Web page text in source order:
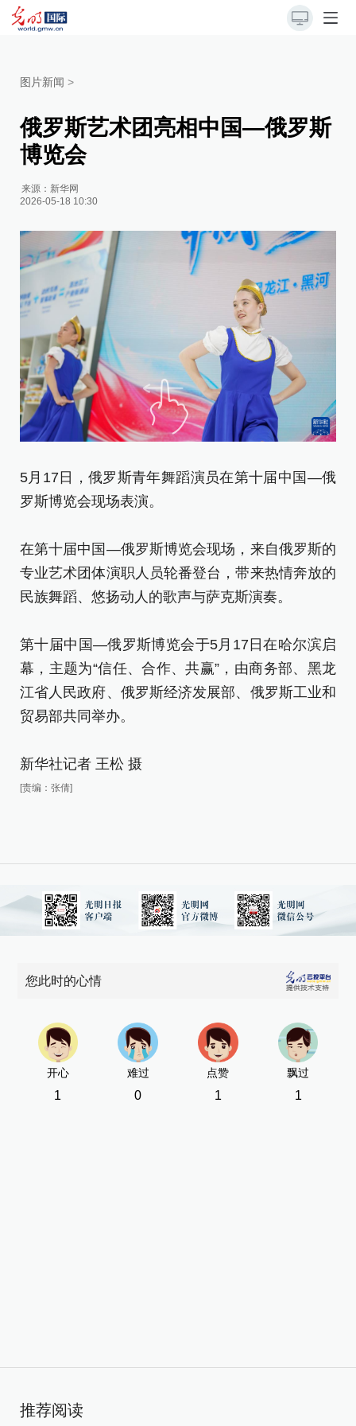
图片新闻 >
俄罗斯艺术团亮相中国—俄罗斯
博览会
来源： 新华网
2026-05-18 10:30
5月17日，俄罗斯青年舞蹈演员在第十届中国—俄
罗斯博览会现场表演。
在第十届中国—俄罗斯博览会现场，来自俄罗斯的
专业艺术团体演职人员轮番登台，带来热情奔放的
民族舞蹈、悠扬动人的歌声与萨克斯演奏。
第十届中国—俄罗斯博览会于5月17日在哈尔滨启
幕，主题为“信任、合作、共赢”，由商务部、黑龙
江省人民政府、俄罗斯经济发展部、俄罗斯工业和
贸易部共同举办。
新华社记者 王松 摄
[责编：张倩]
您此时的心情
开心
1
难过
0
点赞
1
飘过
1
推荐阅读